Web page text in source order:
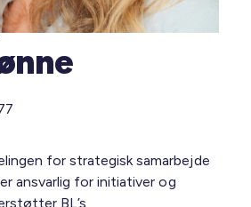
for strategisk samarbejde
ansvarlig for initiativer og
BL’s